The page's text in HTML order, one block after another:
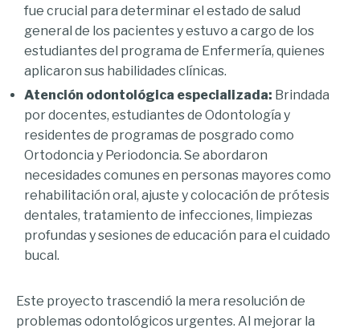
fue crucial para determinar el estado de salud
general de los pacientes y estuvo a cargo de los
estudiantes del programa de Enfermería, quienes
aplicaron sus habilidades clínicas.
Atención odontológica especializada: Brindada
por docentes, estudiantes de Odontología y
residentes de programas de posgrado como
Ortodoncia y Periodoncia. Se abordaron
necesidades comunes en personas mayores como
rehabilitación oral, ajuste y colocación de prótesis
dentales, tratamiento de infecciones, limpiezas
profundas y sesiones de educación para el cuidado
bucal.
Este proyecto trascendió la mera resolución de
problemas odontológicos urgentes. Al mejorar la